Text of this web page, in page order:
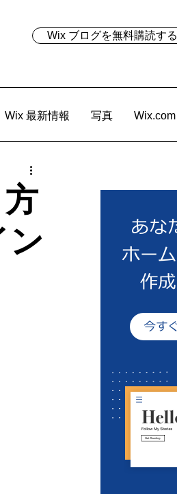
Wix ブログを無料購読する
Wix 最新情報 写真 Wix.com
ン